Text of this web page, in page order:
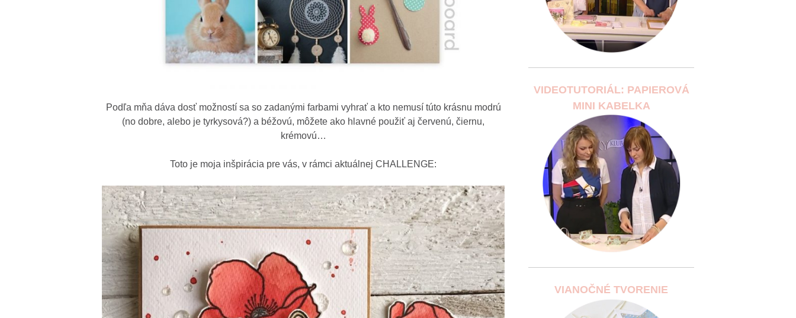
Podľa mňa dáva dosť možností sa so zadanými farbami vyhrať a kto nemusí túto krásnu modrú
(no dobre, alebo je tyrkysová?) a béžovú, môžete ako hlavné použiť aj červenú, čiernu,
krémovú…
Toto je moja inšpirácia pre vás, v rámci aktuálnej CHALLENGE:
VIDEOTUTORIÁL: PAPIEROVÁ
MINI KABELKA
VIANOČNÉ TVORENIE